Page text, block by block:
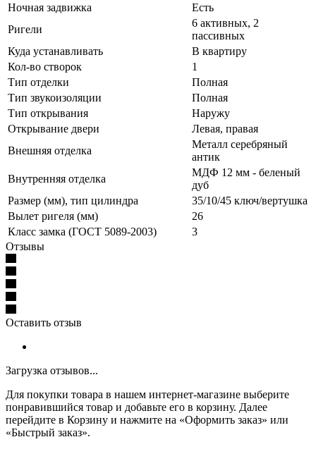
Ночная задвижка
Есть
Ригели
6 активных, 2
пассивных
Куда устанавливать
В квартиру
Кол-во створок
1
Тип отделки
Полная
Тип звукоизоляции
Полная
Тип открывания
Наружу
Открывание двери
Левая, правая
Внешняя отделка
Металл серебряный
антик
Внутренняя отделка
МДФ 12 мм - беленый
дуб
Размер (мм), тип цилиндра
35/10/45 ключ/вертушка
Вылет ригеля (мм)
26
Класс замка (ГОСТ 5089-2003)
3
Отзывы
Оставить отзыв
Загрузка отзывов...
Для покупки товара в нашем интернет-магазине выберите
понравившийся товар и добавьте его в корзину. Далее
перейдите в Корзину и нажмите на «Оформить заказ» или
«Быстрый заказ».